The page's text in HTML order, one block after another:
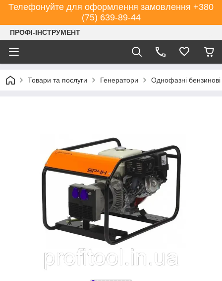
Телефонуйте для оформлення замовлення +380
(75) 639-89-44
ПРОФІ-ІНСТРУМЕНТ
Товари та послуги Генератори Однофазні